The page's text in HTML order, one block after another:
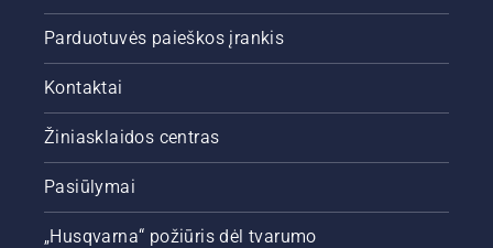
Parduotuvės paieškos įrankis
Kontaktai
Žiniasklaidos centras
Pasiūlymai
„Husqvarna“ požiūris dėl tvarumo